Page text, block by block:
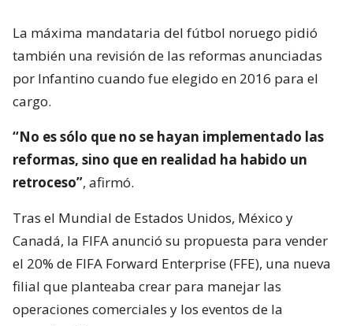
La máxima mandataria del fútbol noruego pidió
también una revisión de las reformas anunciadas
por Infantino cuando fue elegido en 2016 para el
cargo.
“No es sólo que no se hayan implementado las
reformas, sino que en realidad ha habido un
retroceso”, afirmó.
Tras el Mundial de Estados Unidos, México y
Canadá, la FIFA anunció su propuesta para vender
el 20% de FIFA Forward Enterprise (FFE), una nueva
filial que planteaba crear para manejar las
operaciones comerciales y los eventos de la